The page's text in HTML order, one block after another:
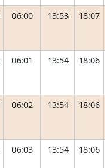
06:00 13:53 18:07
06:01 13:54 18:06
06:02 13:54 18:06
06:03 13:54 18:06